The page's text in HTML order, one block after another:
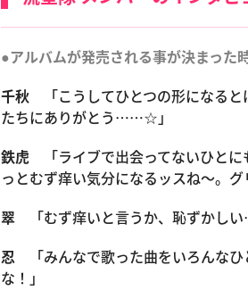
●アルバムが発売される事が決まった
千秋
「こうしてひとつの形になる
たちにありがとう……☆」
鉄虎 「ライブで出会ってないひとに
っとむず痒い気分になるッスね〜。グ
翠 「むず痒いと言うか、恥ずかし
忍 「みんなで歌った曲をいろんな
な！」